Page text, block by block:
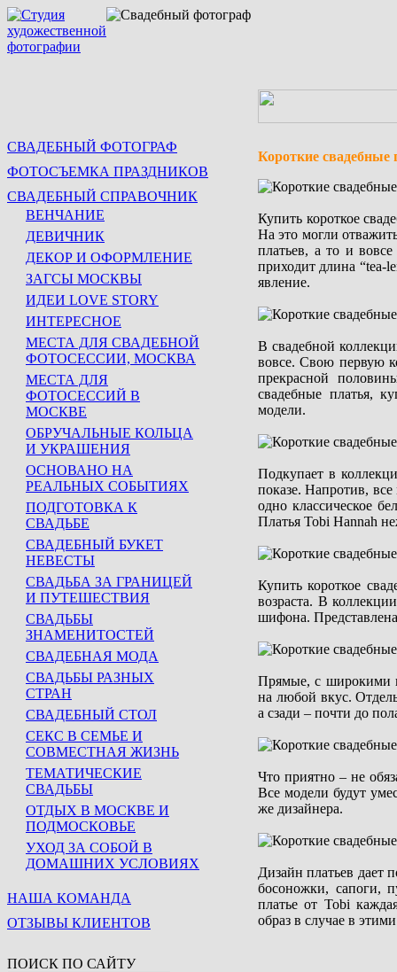
СВАДЕБНЫЙ ФОТОГРАФ
ФОТОСЪЕМКА ПРАЗДНИКОВ
СВАДЕБНЫЙ СПРАВОЧНИК
ВЕНЧАНИЕ
ДЕВИЧНИК
ДЕКОР И ОФОРМЛЕНИЕ
ЗАГСЫ МОСКВЫ
ИДЕИ LOVE STORY
ИНТЕРЕСНОЕ
МЕСТА ДЛЯ СВАДЕБНОЙ
ФОТОСЕССИИ, МОСКВА
МЕСТА ДЛЯ
ФОТОСЕССИЙ В
МОСКВЕ
ОБРУЧАЛЬНЫЕ КОЛЬЦА
И УКРАШЕНИЯ
ОСНОВАНО НА
РЕАЛЬНЫХ СОБЫТИЯХ
ПОДГОТОВКА К
СВАДЬБЕ
СВАДЕБНЫЙ БУКЕТ
НЕВЕСТЫ
СВАДЬБА ЗА ГРАНИЦЕЙ
И ПУТЕШЕСТВИЯ
СВАДЬБЫ
ЗНАМЕНИТОСТЕЙ
СВАДЕБНАЯ МОДА
СВАДЬБЫ РАЗНЫХ
СТРАН
СВАДЕБНЫЙ СТОЛ
СЕКС В СЕМЬЕ И
СОВМЕСТНАЯ ЖИЗНЬ
ТЕМАТИЧЕСКИЕ
СВАДЬБЫ
ОТДЫХ В МОСКВЕ И
ПОДМОСКОВЬЕ
УХОД ЗА СОБОЙ В
ДОМАШНИХ УСЛОВИЯХ
НАША КОМАНДА
ОТЗЫВЫ КЛИЕНТОВ
ПОИСК ПО САЙТУ
Короткие свадебные
Купить короткое
На это могли
платьев, а то и
приходит длина “tea-
явление.
В свадебной
вовсе. Свою первую
прекрасной
свадебные платья,
модели.
Подкупает в
показе. Напротив,
одно классическое
Платья Tobi Hannah
Купить короткое
возраста. В
шифона.
Прямые, с широкими
на любой вкус.
а сзади – почти до
Что приятно – не
Все модели будут
же дизайнера.
Дизайн платьев дает
босоножки, сапоги,
платье от Tobi
образ в случае в